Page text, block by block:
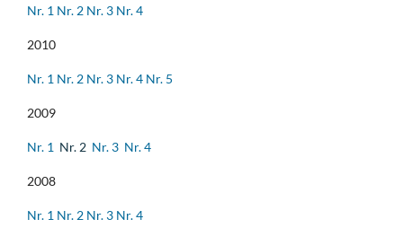
Nr. 1 Nr. 2 Nr. 3 Nr. 4
2010
Nr. 1 Nr. 2 Nr. 3 Nr. 4 Nr. 5
2009
Nr. 1 Nr. 2 Nr. 3 Nr. 4
2008
Nr. 1 Nr. 2 Nr. 3 Nr. 4